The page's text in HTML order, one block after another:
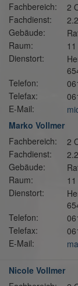
Fachbereich:
2
Fachdienst:
Gebäude:
Raum:
Dienstort:
Telefon:
Telefax:
E-Mail:
Marko Vollmer
Fachbereich:
2
Fachdienst:
Gebäude:
Raum:
Dienstort:
Telefon:
Telefax:
E-Mail:
Nicole Vollmer